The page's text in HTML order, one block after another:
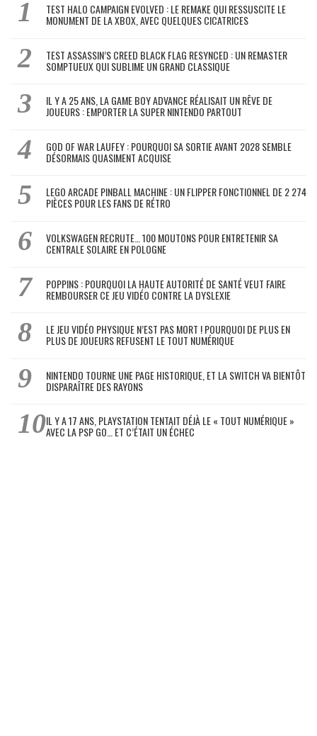
TEST HALO CAMPAIGN EVOLVED : LE REMAKE QUI RESSUSCITE LE
MONUMENT DE LA XBOX, AVEC QUELQUES CICATRICES
TEST ASSASSIN’S CREED BLACK FLAG RESYNCED : UN REMASTER
SOMPTUEUX QUI SUBLIME UN GRAND CLASSIQUE
IL Y A 25 ANS, LA GAME BOY ADVANCE RÉALISAIT UN RÊVE DE
JOUEURS : EMPORTER LA SUPER NINTENDO PARTOUT
GOD OF WAR LAUFEY : POURQUOI SA SORTIE AVANT 2028 SEMBLE
DÉSORMAIS QUASIMENT ACQUISE
LEGO ARCADE PINBALL MACHINE : UN FLIPPER FONCTIONNEL DE 2 274
PIÈCES POUR LES FANS DE RÉTRO
VOLKSWAGEN RECRUTE… 100 MOUTONS POUR ENTRETENIR SA
CENTRALE SOLAIRE EN POLOGNE
POPPINS : POURQUOI LA HAUTE AUTORITÉ DE SANTÉ VEUT FAIRE
REMBOURSER CE JEU VIDÉO CONTRE LA DYSLEXIE
LE JEU VIDÉO PHYSIQUE N’EST PAS MORT ! POURQUOI DE PLUS EN
PLUS DE JOUEURS REFUSENT LE TOUT NUMÉRIQUE
NINTENDO TOURNE UNE PAGE HISTORIQUE, ET LA SWITCH VA BIENTÔT
DISPARAÎTRE DES RAYONS
IL Y A 17 ANS, PLAYSTATION TENTAIT DÉJÀ LE « TOUT NUMÉRIQUE »
AVEC LA PSP GO… ET C’ÉTAIT UN ÉCHEC